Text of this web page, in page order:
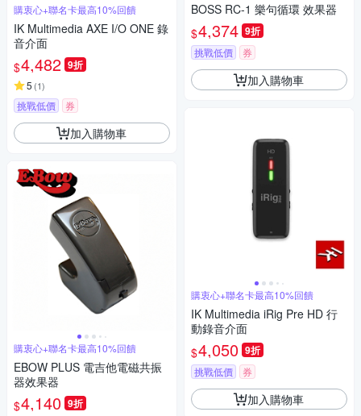
購衷心+聯名卡最高10%回饋
IK Multimedia AXE I/O ONE 錄
音介面
$4,482 9折
5 (1)
挑戰低價 券
加入購物車
購衷心+聯名卡最高10%回饋
EBOW PLUS 電吉他電磁共振
器效果器
$4,140 9折
BOSS RC-1 樂句循環 效果器
$4,374 9折
挑戰低價 券
加入購物車
購衷心+聯名卡最高10%回饋
IK Multimedia iRig Pre HD 行
動錄音介面
$4,050 9折
挑戰低價 券
加入購物車